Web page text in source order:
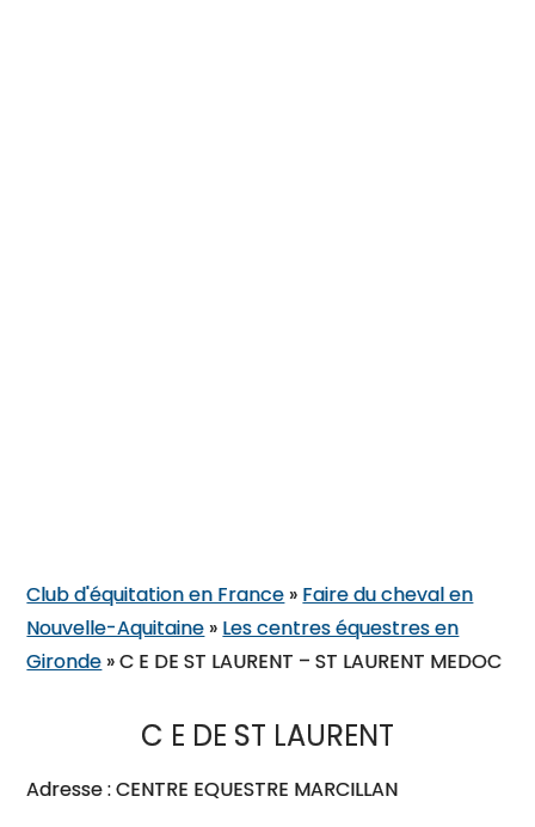
Club d'équitation en France » Faire du cheval en
Nouvelle-Aquitaine » Les centres équestres en
Gironde »C E DE ST LAURENT – ST LAURENT MEDOC
C E DE ST LAURENT
Adresse : CENTRE EQUESTRE MARCILLAN